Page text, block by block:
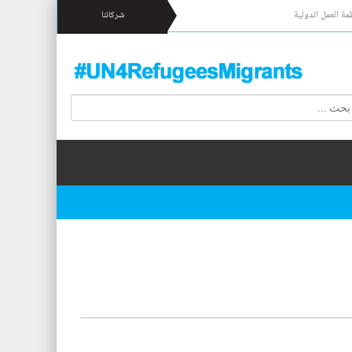
العمل الدولية شركائنا